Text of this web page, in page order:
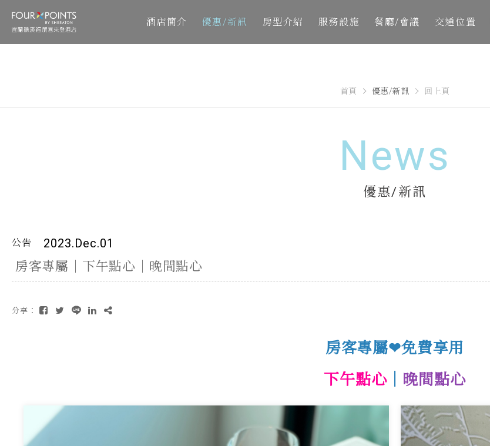
酒店簡介 優惠/新訊 房型介紹 服務設施 餐廳/會議 交通位置
首頁 優惠/新訊 回上頁
News
優惠/新訊
公告 2023.Dec.01
房客專屬｜下午點心｜晚間點心
分享：
房客專屬❤免費享用
下午點心｜ 晚間點心